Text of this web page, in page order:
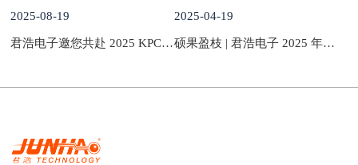
2025-08-19
君浩电子邀您共赴 2025 KPCA SHOW，聚焦 PCB 基板创新，共启合作新篇
2025-04-19
硕果盈枝 | 君浩电子 2025 年慕尼黑上海电子展圆满收官